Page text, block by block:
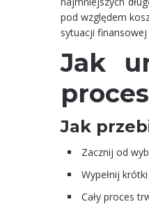
pod względem
sytuacji
Jak
Jak
Zacznij od
Wypełnij
Cały proces